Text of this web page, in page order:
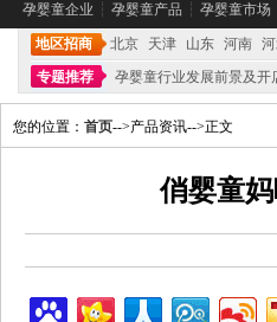
孕婴童企业 ┆ 孕婴童产品 ┆ 孕婴童市场
地区招商 北京 天津 山东 河南
专题推荐
孕婴童行业发展前景及开
您的位置： 首页-->产品资讯-->正文
俏婴童